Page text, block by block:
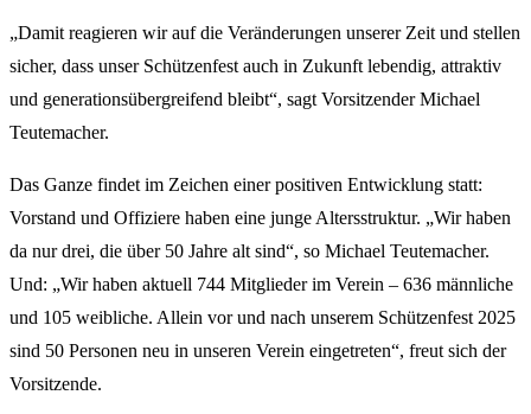
„Damit reagieren wir auf die Veränderungen unserer Zeit und stellen
sicher, dass unser Schützenfest auch in Zukunft lebendig, attraktiv
und generationsübergreifend bleibt“, sagt Vorsitzender Michael
Teutemacher.
Das Ganze findet im Zeichen einer positiven Entwicklung statt:
Vorstand und Offiziere haben eine junge Altersstruktur. „Wir haben
da nur drei, die über 50 Jahre alt sind“, so Michael Teutemacher.
Und: „Wir haben aktuell 744 Mitglieder im Verein – 636 männliche
und 105 weibliche. Allein vor und nach unserem Schützenfest 2025
sind 50 Personen neu in unseren Verein eingetreten“, freut sich der
Vorsitzende.